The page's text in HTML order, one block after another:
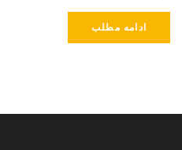
ادامه مطلب